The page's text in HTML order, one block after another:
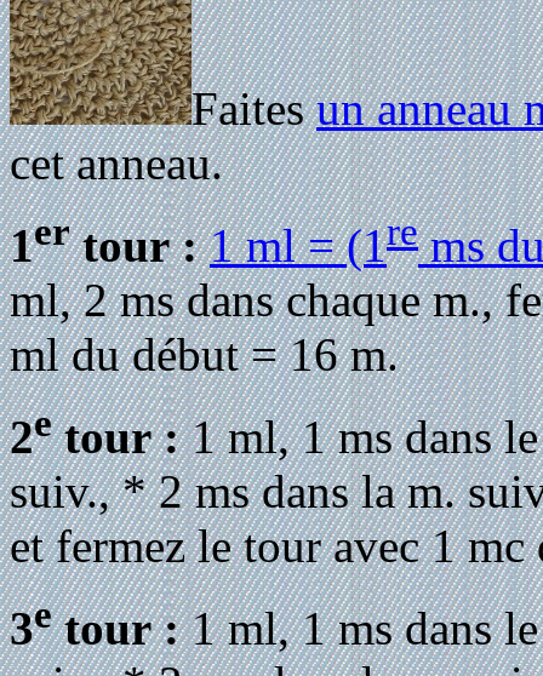
Faitesun anneau
cet anneau.
1ertour : 1 ml = (1rems
ml, 2 ms dans chaque m.,
ml du début = 16 m.
2etour :1 ml, 1 ms dans
suiv., * 2 ms dans la m.
et fermez le tour avec 1
3etour :1 ml, 1 ms dans